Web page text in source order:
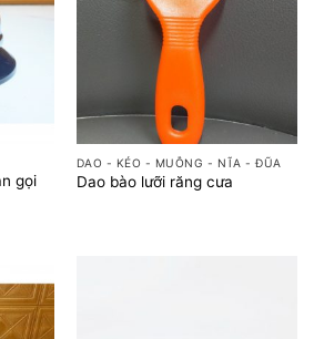
gọi
DAO - KÉO - MUỖNG - NĨA - ĐŨA
Dao bào lưỡi răng cưa